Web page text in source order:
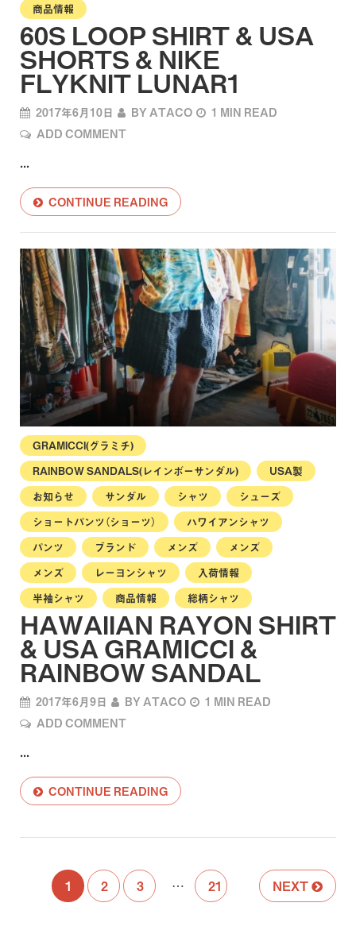
商品情報
60S LOOP SHIRT & USA
SHORTS & NIKE
FLYKNIT LUNAR1
2017年6月10日 BY ATACO
1 MIN READ
ADD COMMENT
...
CONTINUE READING
GRAMICCI(グラミチ)
RAINBOW SANDALS(レインボーサンダル)
USA製
お知らせ
サンダル シャツ
シューズ
ショートパンツ（ショーツ）
ハワイアンシャツ
パンツ
ブランド メンズ
メンズ
メンズ
レーヨンシャツ
入荷情報
半袖シャツ
商品情報 総柄シャツ
HAWAIIAN RAYON SHIRT
& USA GRAMICCI &
RAINBOW SANDAL
2017年6月9日 BY ATACO
1 MIN READ
ADD COMMENT
...
CONTINUE READING
1 2 3 … 21 NEXT